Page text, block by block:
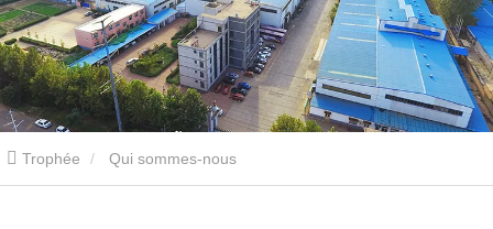
Trophée Qui sommes-nous